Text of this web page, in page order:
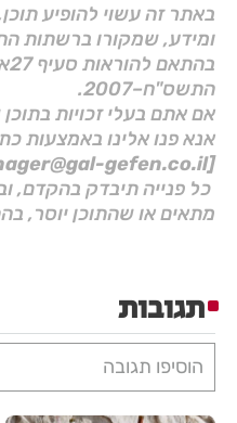
באתר זה עשוי להופיע
ומידע, שמקורו ברשתות
התשס"ח–2007.
אם אתם בעלי זכויות
אנא פנו אלינו באמצעות
[Manager@gal-gefen.co.il]
כל פנייה תיבדק בהקדם,
מתאים או שהתוכן יוסר,
תגובות
הוסיפו תגובה